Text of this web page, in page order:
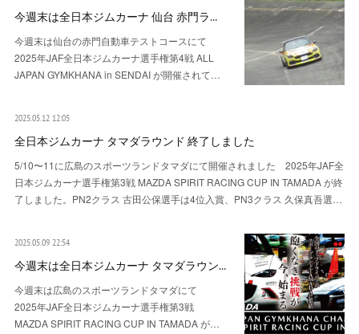
今週末は全日本ジムカーナ 仙台 赤門ラ…
今週末は仙台の赤門自動車テストコースにて
2025年JAF全日本ジムカーナ選手権第4戦 ALL
JAPAN GYMKHANA in SENDAI が開催されて…
2025.05.12 12:05
全日本ジムカーナ タマダラウンド 終了しました
5/10〜11に広島のスポーツランドタマダにて開催されました 2025年JAF全
日本ジムカーナ選手権第3戦 MAZDA SPIRIT RACING CUP IN TAMADA が終
了しました。PN2クラス 古田公保選手は4位入賞、PN3クラス 久保真吾選…
2025.05.09 22:54
今週末は全日本ジムカーナ タマダラウン…
今週末は広島のスポーツランドタマダにて
2025年JAF全日本ジムカーナ選手権第3戦
MAZDA SPIRIT RACING CUP IN TAMADA が…